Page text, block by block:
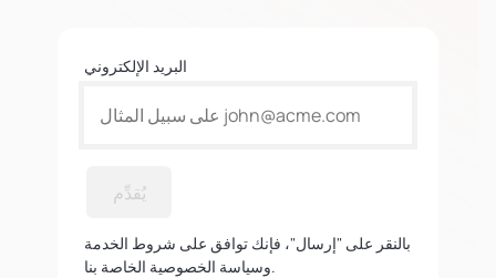
البريد الإلكتروني
يُقدِّم
بالنقر على "إرسال"، فإنك توافق على شروط الخدمة
وسياسة الخصوصية الخاصة بنا.